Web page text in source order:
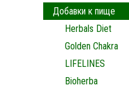
Добавки к пище
Herbals Diet
Golden Chakra
LIFELINES
Bioherba